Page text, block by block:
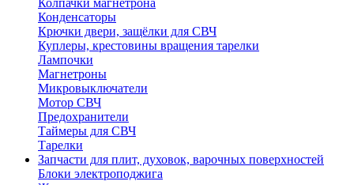
Колпачки магнетрона
Конденсаторы
Крючки двери, защёлки для СВЧ
Куплеры, крестовины вращения тарелки
Лампочки
Магнетроны
Микровыключатели
Мотор СВЧ
Предохранители
Таймеры для СВЧ
Тарелки
Запчасти для плит, духовок, варочных поверхностей
Блоки электроподжига